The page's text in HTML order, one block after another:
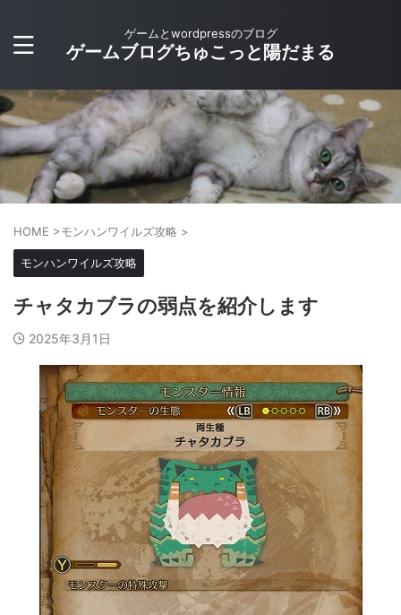
ゲームとwordpressのブログ
ゲームブログちゅこっと陽だまる
HOME >モンハンワイルズ攻略 >
モンハンワイルズ攻略
チャタカブラの弱点を紹介します
2025年3月1日